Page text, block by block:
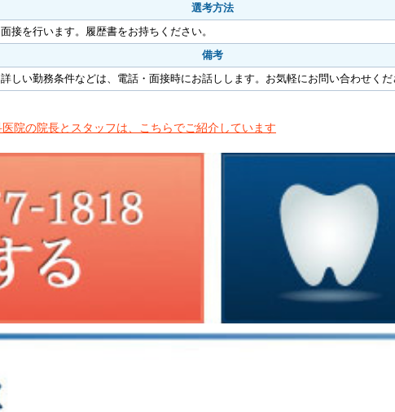
選考方法
面接を行います。履歴書をお持ちください。
備考
詳しい勤務条件などは、電話・面接時にお話しします。お気軽にお問い合わせくだ